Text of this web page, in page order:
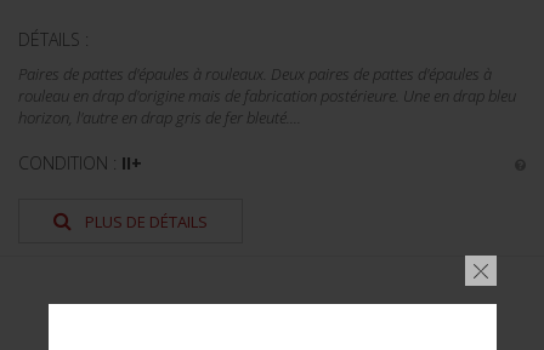
DÉTAILS :
Paires de pattes d'épaules à rouleaux. Deux paires de pattes d'épaules à
rouleau en drap d'origine mais de fabrication postérieure. Une en drap bleu
horizon, l'autre en drap gris de fer bleuté....
CONDITION : II+
PLUS DE DÉTAILS